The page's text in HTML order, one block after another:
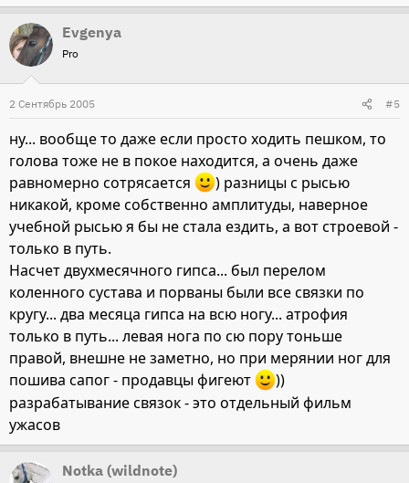
Evgenya
Pro
2 Сентябрь 2005 #5
ну... вообще то даже если просто ходить пешком, то
голова тоже не в покое находится, а очень даже
равномерно сотрясается
) разницы с рысью
никакой, кроме собственно амплитуды, наверное
учебной рысью я бы не стала ездить, а вот строевой -
только в путь.
Насчет двухмесячного гипса... был перелом
коленного сустава и порваны были все связки по
кругу... два месяца гипса на всю ногу... атрофия
только в путь... левая нога по сю пору тоньше
правой, внешне не заметно, но при мерянии ног для
пошива сапог - продавцы фигеют
))
разрабатывание связок - это отдельный фильм
ужасов
Notka (wildnote)